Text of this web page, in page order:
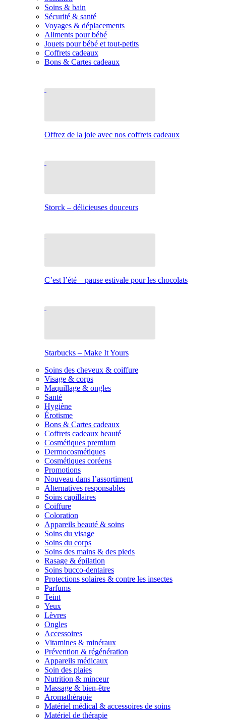
Soins & bain
Sécurité & santé
Voyages & déplacements
Aliments pour bébé
Jouets pour bébé et tout-petits
Coffrets cadeaux
Bons & Cartes cadeaux
Offrez de la joie avec nos coffrets cadeaux
Storck – délicieuses douceurs
C’est l’été – pause estivale pour les chocolats
Starbucks – Make It Yours
Soins des cheveux & coiffure
Visage & corps
Maquillage & ongles
Santé
Hygiène
Érotisme
Bons & Cartes cadeaux
Coffrets cadeaux beauté
Cosmétiques premium
Dermocosmétiques
Cosmétiques coréens
Promotions
Nouveau dans l’assortiment
Alternatives responsables
Soins capillaires
Coiffure
Coloration
Appareils beauté & soins
Soins du visage
Soins du corps
Soins des mains & des pieds
Rasage & épilation
Soins bucco-dentaires
Protections solaires & contre les insectes
Parfums
Teint
Yeux
Lèvres
Ongles
Accessoires
Vitamines & minéraux
Prévention & régénération
Appareils médicaux
Soin des plaies
Nutrition & minceur
Massage & bien-être
Aromathérapie
Matériel médical & accessoires de soins
Matériel de thérapie